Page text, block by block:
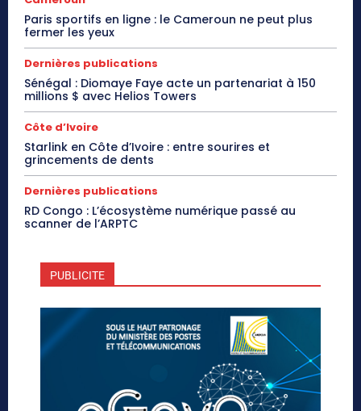
Paris sportifs en ligne : le Cameroun ne peut plus
fermer les yeux
Dernières publications
Sénégal : Diomaye Faye acte un partenariat à 150
millions $ avec Helios Towers
Côte d’Ivoire
Starlink en Côte d’Ivoire : entre sourires et
grincements de dents
Dernières publications
RD Congo : L’écosystème numérique passé au
scanner de l’ARPTC
PUBLICITE